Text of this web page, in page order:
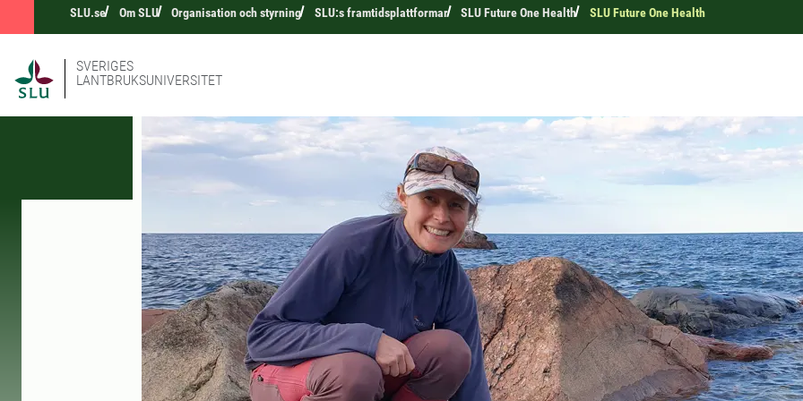
SLU.se Om SLU Organisation och styrning SLU:s framtidsplattformar SLU Future One Health SLU Future One Health
SVERIGES
LANTBRUKSUNIVERSITET